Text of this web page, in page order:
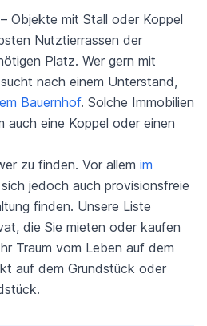
Objekte mit Stall oder Koppel
Nutztierrassen der
Platz. Wer gern mit
nach einem Unterstand,
Bauernhof. Solche Immobilien
auch eine Koppel oder einen
zu finden. Vor allem im
jedoch auch provisionsfreie
finden. Unsere Liste
die Sie mieten oder kaufen
Traum vom Leben auf dem
auf dem Grundstück oder